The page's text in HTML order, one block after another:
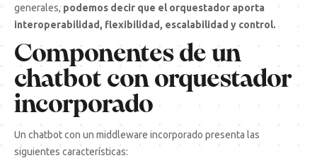
generales, podemos decir que el orquestador aporta
interoperabilidad, flexibilidad, escalabilidad y control.
Componentes de un
chatbot con orquestador
incorporado
Un chatbot con un middleware incorporado presenta las
siguientes características: